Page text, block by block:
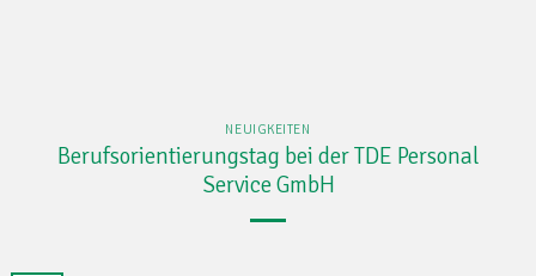
NEUIGKEITEN
Berufsorientierungstag bei der TDE Personal
Service GmbH